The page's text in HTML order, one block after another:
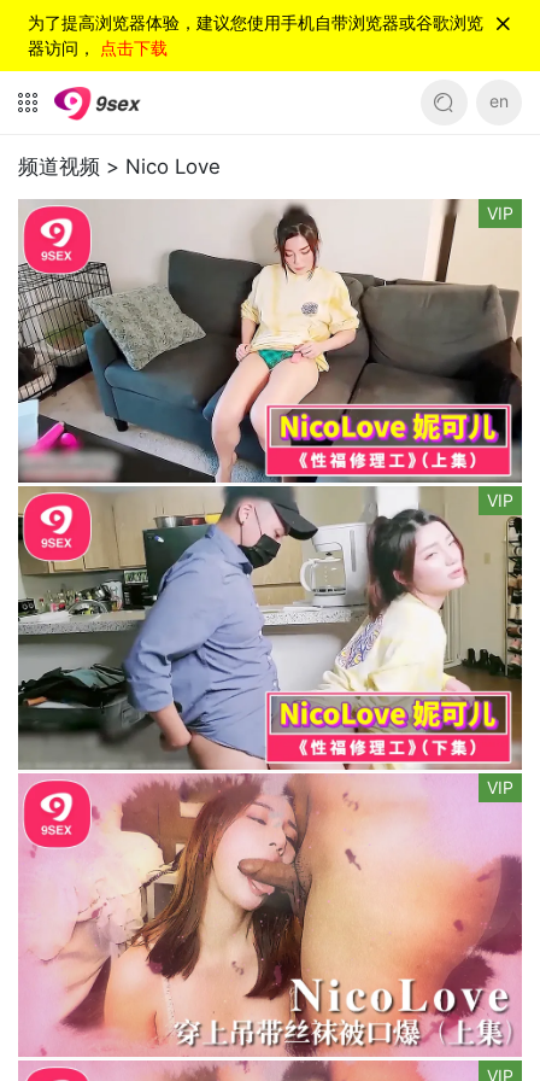
为了提高浏览器体验，建议您使用手机自带浏览器或谷歌浏览
器访问， 点击下载
en
频道视频 > Nico Love
VIP
VIP
VIP
VIP